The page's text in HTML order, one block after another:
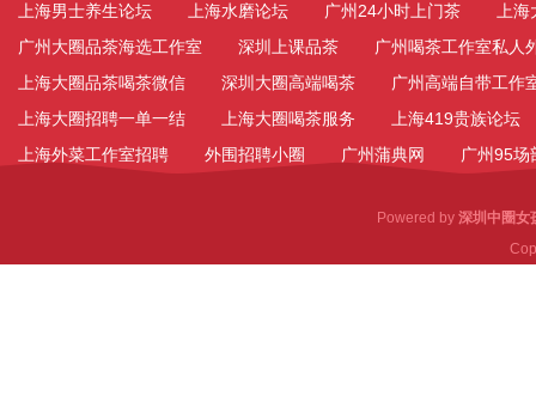
上海男士养生论坛
上海水磨论坛 广州24小时上门茶
上
广州大圈品茶海选工作室
深圳上课品茶
广州喝茶工作室私人
上海大圈品茶喝茶微信
深圳大圈高端喝茶
广州高端自带工作
上海大圈招聘一单一结
上海大圈喝茶服务
上海419贵族论坛
上海外菜工作室招聘
外围招聘小圈 广州蒲典网 广州95场
Powered by 深圳中圈女